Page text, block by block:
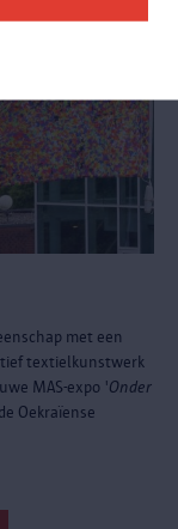
met een
textielkunstwerk
MAS-expo 'Onder
Oekraïense